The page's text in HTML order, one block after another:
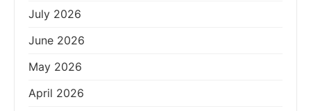
July 2026
June 2026
May 2026
April 2026